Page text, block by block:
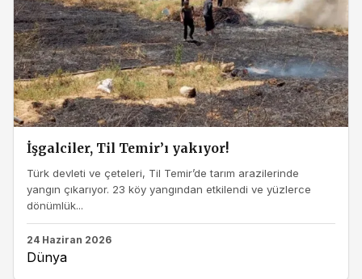
İşgalciler, Til Temir’ı yakıyor!
Türk devleti ve çeteleri, Til Temir’de tarım arazilerinde
yangın çıkarıyor. 23 köy yangından etkilendi ve yüzlerce
dönümlük...
24 Haziran 2026
Dünya